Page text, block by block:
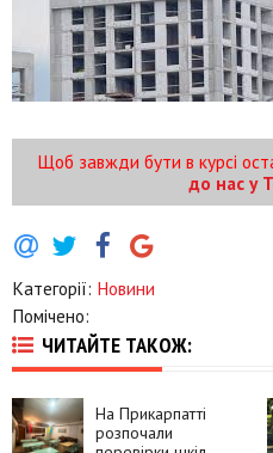
Щоб завжди бути в курсі
до нас у
Категорії: Новини
Помічено:
ЧИТАЙТЕ ТАКОЖ:
На Прикарпатті
розпочали